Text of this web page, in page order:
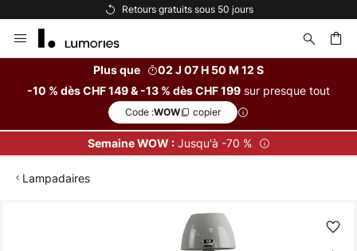
Retours gratuits sous 50 jours
Allez
au
Plus que
02 J 07 H 50 M 12 S
-10 % dès CHF 149 & -13 % dès CHF 199 sur presque tout
Code :WOW copier
Semaine WOW :Jusqu'à -70 %
Lampadaires